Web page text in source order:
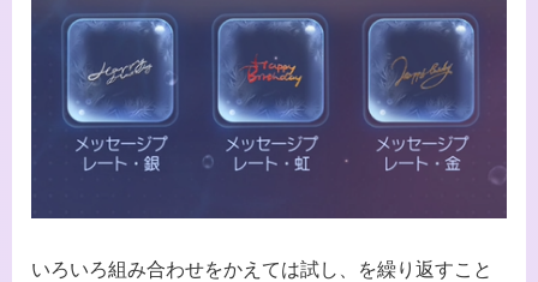
いろいろ組み合わせをかえては試し、を繰り返すこと